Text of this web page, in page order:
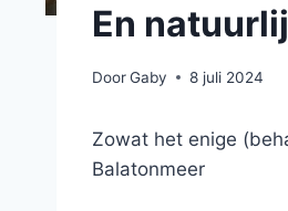
En
DoorGaby 8 juli 2024
Zowat het enige
Balatonmeer